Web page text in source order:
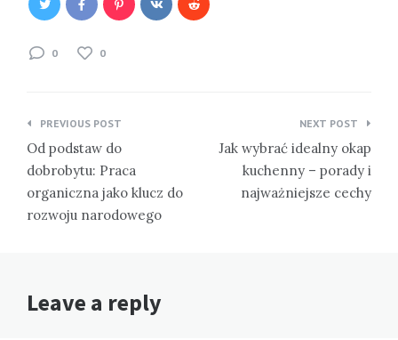
0 0
Nawigacja
wpisu
PREVIOUS POST
Od podstaw do
dobrobytu: Praca
organiczna jako klucz do
rozwoju narodowego
NEXT POST
Jak wybrać idealny okap
kuchenny – porady i
najważniejsze cechy
Leave a reply